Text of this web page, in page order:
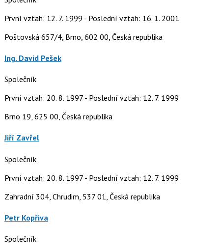
První vztah: 12. 7. 1999 - Poslední vztah: 16. 1. 2001
Poštovská 657/4, Brno, 602 00, Česká republika
Ing. David Pešek
Společník
První vztah: 20. 8. 1997 - Poslední vztah: 12. 7. 1999
Brno 19, 625 00, Česká republika
Jiří Zavřel
Společník
První vztah: 20. 8. 1997 - Poslední vztah: 12. 7. 1999
Zahradní 304, Chrudim, 537 01, Česká republika
Petr Kopřiva
Společník